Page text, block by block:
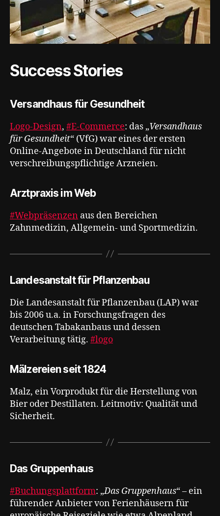
Success Stories
Versandhaus für Gesundheit
Logo-Design, #E-Commerce: das „Versandhaus
für Gesundheit“ (VfG) war eines der ersten
Online-Angebote in Deutschland für nicht
verschreibungspflichtige Arzneien.
Arztpraxis im Web
#Webpräsenzen aus den Bereichen
Zahnmedizin, Allgemein- und Sportmedizin.
Landesanstalt für Pflanzenbau
Die Landesanstalt für Pflanzenbau (LAP) war
bis 2006 u.a. in Forschungsfragen des
deutschen Tabakanbaus und dessen
Verarbeitung tätig. #logo
Mälzereien seit 1824
Malz, ein Vorprodukt für die Herstellung von
Bier oder Destillaten. Leitmotiv: Qualität und
Sicherheit.
Das Gruppenhaus
#Buchungsplattform: „Das Gruppenhaus“ – ein
führender Anbieter von Ferienhäusern für